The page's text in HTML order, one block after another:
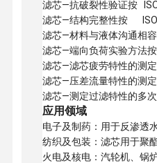
滤芯—抗破裂性验证按
滤芯—结构完整性按
滤芯—材料与液体沟通
滤芯—端向负荷实验方法
滤芯—滤芯疲劳特性的测
滤芯—压差流量特性的测
滤芯—测定过滤特性的多
应用领域
电子及制药：用于反渗透
纺织及包装：滤芯用于聚
火电及核电：汽轮机、锅